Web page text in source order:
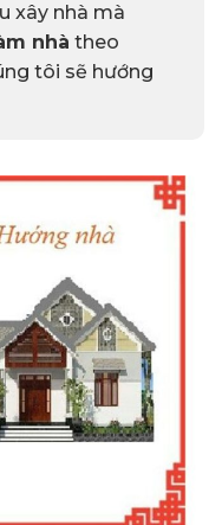
xây nhà mà
nhà theo
tôi sẽ hướng